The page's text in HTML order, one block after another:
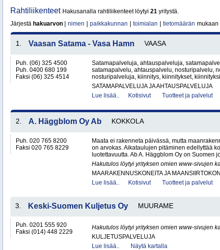
Rahtiliikenteet Hakusanalla rahtiliikenteet löytyi 21 yritystä.
Järjestä hakuarvon nimen paikkakunnan toimialan tietomäärän mukaan
1. Vaasan Satama - Vasa Hamn VAASA
Puh. (06) 325 4500
Puh. 0400 680 199
Faksi (06) 325 4514
Satamapalveluja, ahtauspalveluja,
satamapalvelu, ahtauspalvelu, nosturipalvelu,
nosturipalveluja, kiinnitys, kiinnitykset,
SATAMAPALVELUJA JA AHTAUSPALVELUJA
Lue lisää..
Kotisivut Tuotteet ja palvelut
2. A. Häggblom Oy Ab KOKKOLA
Puh. 020 765 8200
Faksi 020 765 8229
Maata ei rakenneta päivässä, mutta
on arvokas. Aikataulujen pitäminen edellyttää
luotettavuutta. Ab A. Häggblom Oy on Suomen
Hakutulos löytyi yrityksen omien www-sivujen
MAARAKENNUSKONEITA JA
Lue lisää..
Kotisivut Tuotteet ja palvelut
3. Keski-Suomen Kuljetus Oy MUURAME
Puh. 0201 555 920
Faksi (014) 448 2229
Hakutulos löytyi yrityksen omien www-sivujen
KULJETUSPALVELUJA
Lue lisää..
Näytä kartalla